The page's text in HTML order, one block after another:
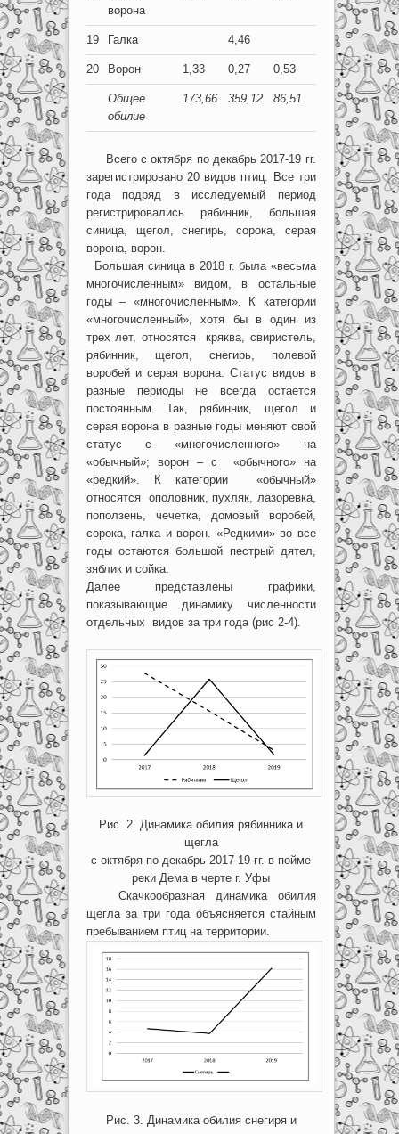
ворона
19 Галка 4,46
20 Ворон 1,33 0,27 0,53
Общее
обилие
173,66 359,12 86,51
Всего с октября по декабрь 2017-19 гг.
зарегистрировано 20 видов птиц. Все три
года подряд в исследуемый период
регистрировались рябинник, большая
синица, щегол, снегирь, сорока, серая
ворона, ворон.
Большая синица в 2018 г. была «весьма
многочисленным» видом, в остальные
годы – «многочисленным». К категории
«многочисленный», хотя бы в один из
трех лет, относятся кряква, свиристель,
рябинник, щегол, снегирь, полевой
воробей и серая ворона. Статус видов в
разные периоды не всегда остается
постоянным. Так, рябинник, щегол и
серая ворона в разные годы меняют свой
статус с «многочисленного» на
«обычный»; ворон – с «обычного» на
«редкий». К категории «обычный»
относятся ополовник, пухляк, лазоревка,
поползень, чечетка, домовый воробей,
сорока, галка и ворон. «Редкими» во все
годы остаются большой пестрый дятел,
зяблик и сойка.
Далее представлены графики,
показывающие динамику численности
отдельных видов за три года (рис 2-4).
Рис. 2. Динамика обилия рябинника и
щегла
с октября по декабрь 2017-19 гг. в пойме
реки Дема в черте г. Уфы
Скачкообразная динамика обилия
щегла за три года объясняется стайным
пребыванием птиц на территории.
Рис. 3. Динамика обилия снегиря и